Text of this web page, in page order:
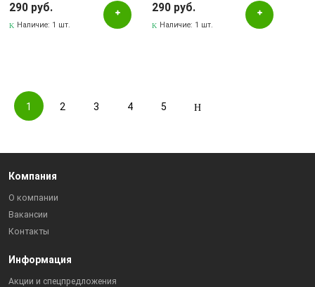
290 руб.
Наличие: 1 шт.
290 руб.
Наличие: 1 шт.
1 2 3 4 5
Компания
О компании
Вакансии
Контакты
Информация
Акции и спецпредложения